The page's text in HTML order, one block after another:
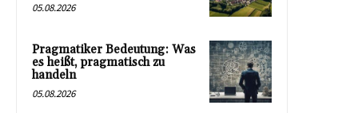
05.08.2026
Pragmatiker Bedeutung: Was
es heißt, pragmatisch zu
handeln
05.08.2026